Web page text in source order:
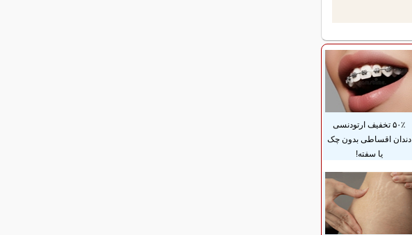
۵۰٪ تخفیف ارتودنسی
دندان اقساطی بدون چک
یا سفته!